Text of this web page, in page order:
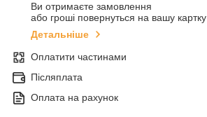
Ви отримаєте замовлення
або гроші повернуться на вашу картку
Детальніше
Оплатити частинами
Післяплата
Оплата на рахунок